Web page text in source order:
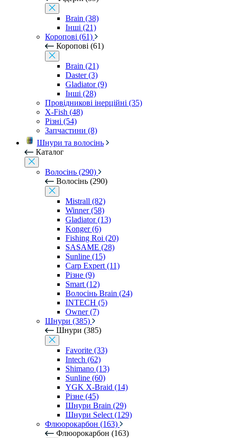
Brain (38)
Інші (21)
Коропові (61)
Коропові (61)
Brain (21)
Daster (3)
Gladiator (9)
Інші (28)
Провідникові інерційні (35)
X-Fish (48)
Різні (54)
Запчастини (8)
Шнури та волосінь
Каталог
Волосінь (290)
Волосінь (290)
Mistrall (82)
Winner (58)
Gladiator (13)
Konger (6)
Fishing Roi (20)
SASAME (28)
Sunline (15)
Carp Expert (11)
Різне (9)
Smart (12)
Волосінь Brain (24)
INTECH (5)
Owner (7)
Шнури (385)
Шнури (385)
Favorite (33)
Intech (62)
Shimano (13)
Sunline (60)
YGK X-Braid (14)
Різне (45)
Шнури Brain (29)
Шнури Select (129)
Флюорокарбон (163)
Флюорокарбон (163)